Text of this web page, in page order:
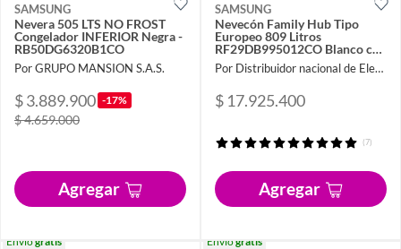
SAMSUNG
Nevera 505 LTS NO FROST
Congelador INFERIOR Negra -
RB50DG6320B1CO
Por GRUPO MANSION S.A.S.
$ 3.889.900 -17%
$ 4.659.000
Agregar
SAMSUNG
Nevecón Family Hub Tipo
Europeo 809 Litros
RF29DB995012CO Blanco con
Inteligencia Artificial
Por Distribuidor nacional de Electrodomésticos
$ 17.925.400
(7)
Agregar
Envíogratis Envíogratis